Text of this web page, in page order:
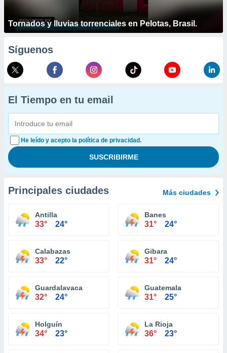
Tornados y lluvias torrenciales en Pelotas, Brasil.
Síguenos
El Tiempo en tu email
He leído y acepto la política de privacidad.
Principales ciudades Más ciudades
Antilla
33° 24°
Banes
31° 24°
Calabazas
33° 22°
Gibara
31° 24°
Guardalavaca
32° 24°
Guatemala
31° 25°
Holguín
34° 23°
La Rioja
36° 23°